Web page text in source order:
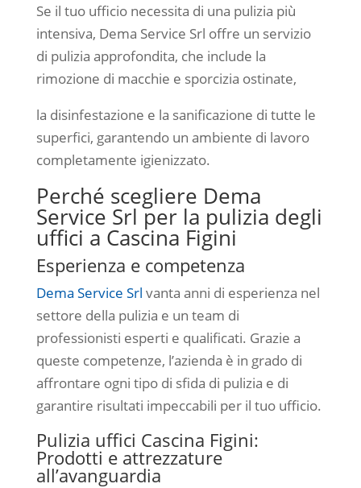
Se il tuo ufficio necessita di una pulizia più
intensiva, Dema Service Srl offre un servizio
di pulizia approfondita, che include la
rimozione di macchie e sporcizia ostinate,
la disinfestazione e la sanificazione di tutte le
superfici, garantendo un ambiente di lavoro
completamente igienizzato.
Perché scegliere Dema
Service Srl per la pulizia degli
uffici a Cascina Figini
Esperienza e competenza
Dema Service Srl vanta anni di esperienza nel
settore della pulizia e un team di
professionisti esperti e qualificati. Grazie a
queste competenze, l’azienda è in grado di
affrontare ogni tipo di sfida di pulizia e di
garantire risultati impeccabili per il tuo ufficio.
Pulizia uffici Cascina Figini:
Prodotti e attrezzature
all’avanguardia